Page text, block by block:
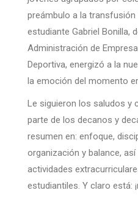
preámbulo a la transfusión
estudiante Gabriel Bonilla,
Administración de
Deportiva, energizó a la
la emoción del momento
Le siguieron los saludos y
parte de los decanos y
resumen en: enfoque,
organización y balance,
actividades
estudiantiles. Y claro está: